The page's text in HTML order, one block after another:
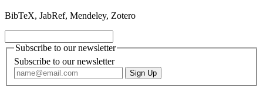
BibTeX, JabRef, Mendeley, Zotero
Subscribe to our newsletter
Subscribe to our newsletter